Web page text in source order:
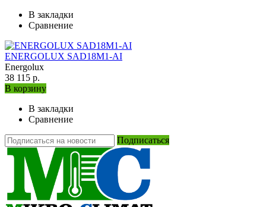
В закладки
Сравнение
ENERGOLUX SAD18M1-AI
Energolux
38 115 р.
В корзину
В закладки
Сравнение
Подписаться